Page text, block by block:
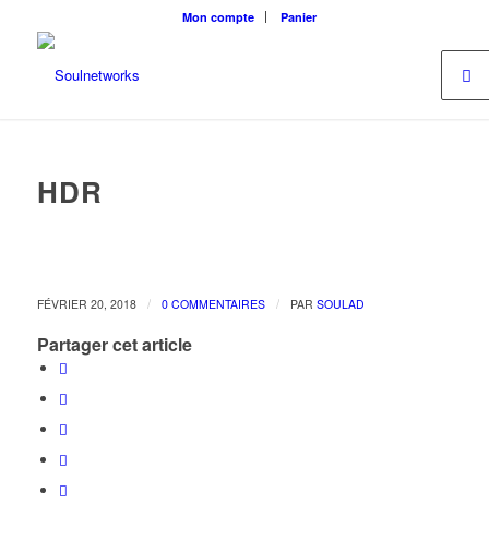
Mon compte Panier
HDR
FÉVRIER 20, 2018 / 0 COMMENTAIRES / PAR SOULAD
Partager cet article